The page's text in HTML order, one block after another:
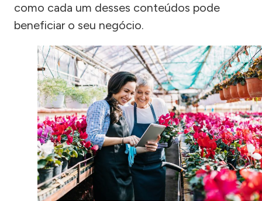
como cada um desses conteúdos pode
beneficiar o seu negócio.